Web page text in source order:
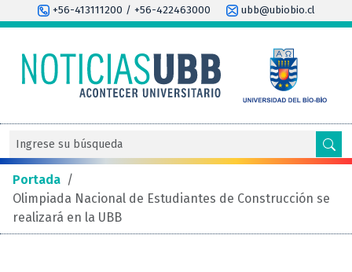
+56-413111200 / +56-422463000 ubb@ubiobio.cl
Portada /
Olimpiada Nacional de Estudiantes de Construcción se
realizará en la UBB